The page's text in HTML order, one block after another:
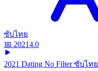
ซับไทย
📅 20214.0
2021 Dating No Filter ซับไทย